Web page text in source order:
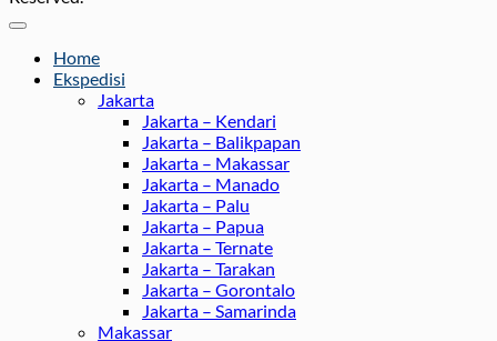
motor
car carrier dan towing yang modern serta tim profesional yang
berpengalaman menangani kendaraan dengan hati-hati.
Bagi Anda yang membutuhkanjasa pindahan
kantor, maupun kos-kosan, Nakulle Logistik menawarkan solusi
lengkap mulai dari packing, bongkar pasang furnitur, hingga
transportasi menggunakan truk berpendingin atau box yang luas.
Kami memahami bahwa pindahan adalah momen penting,
sehingga kami memastikan prosesnya berjalan lancar tanpa
khawatir barang rusak atau tertinggal.
Kami juga menyediakanjasa sewa mobil
Home
Ekspedisi
Jakarta
Jakarta – Kendari
Jakarta – Balikpapan
Jakarta – Makassar
Jakarta – Manado
Jakarta – Palu
Jakarta – Papua
Jakarta – Ternate
Jakarta – Tarakan
Jakarta – Gorontalo
Jakarta – Samarinda
Makassar